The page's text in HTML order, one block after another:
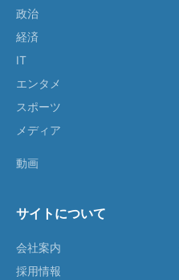
政治
経済
IT
エンタメ
スポーツ
メディア
動画
サイトについて
会社案内
採用情報